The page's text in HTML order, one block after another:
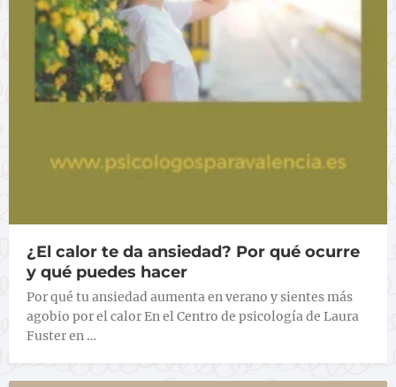
¿El calor te da ansiedad? Por qué ocurre
y qué puedes hacer
Por qué tu ansiedad aumenta en verano y sientes más
agobio por el calor En el Centro de psicología de Laura
Fuster en …